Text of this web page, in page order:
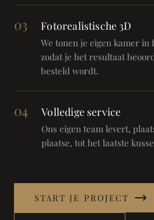
03 Fotorealistische 3D
We tonen je eigen kamer in
zodat je het resultaat
besteld wordt.
04 Volledige service
Ons eigen team levert,
plaatse, tot het laatste
START JE PROJECT